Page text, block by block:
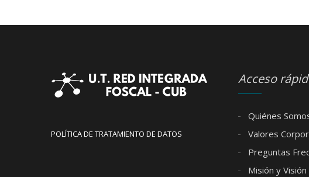
POLÍTICA DE TRATAMIENTO DE DATOS
Acceso
Quiénes
Valores
Preguntas
Misión y Visión